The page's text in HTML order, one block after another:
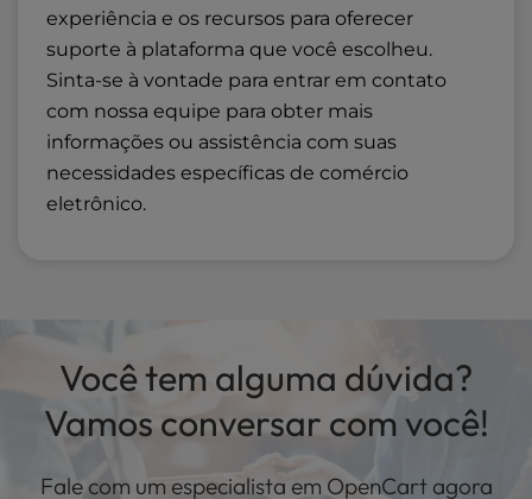
experiência e os recursos para oferecer
suporte à plataforma que você escolheu.
Sinta-se à vontade para entrar em contato
com nossa equipe para obter mais
informações ou assistência com suas
necessidades específicas de comércio
eletrônico.
Você tem alguma dúvida?
Vamos conversar com você!
Fale com um especialista em OpenCart agora